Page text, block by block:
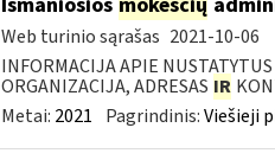
Web turinio sąrašas 2021-10-06
INFORMACIJA APIE
ORGANIZACIJA, ADRESAS IR
Metai: 2021 Pagrindinis:Viešieji